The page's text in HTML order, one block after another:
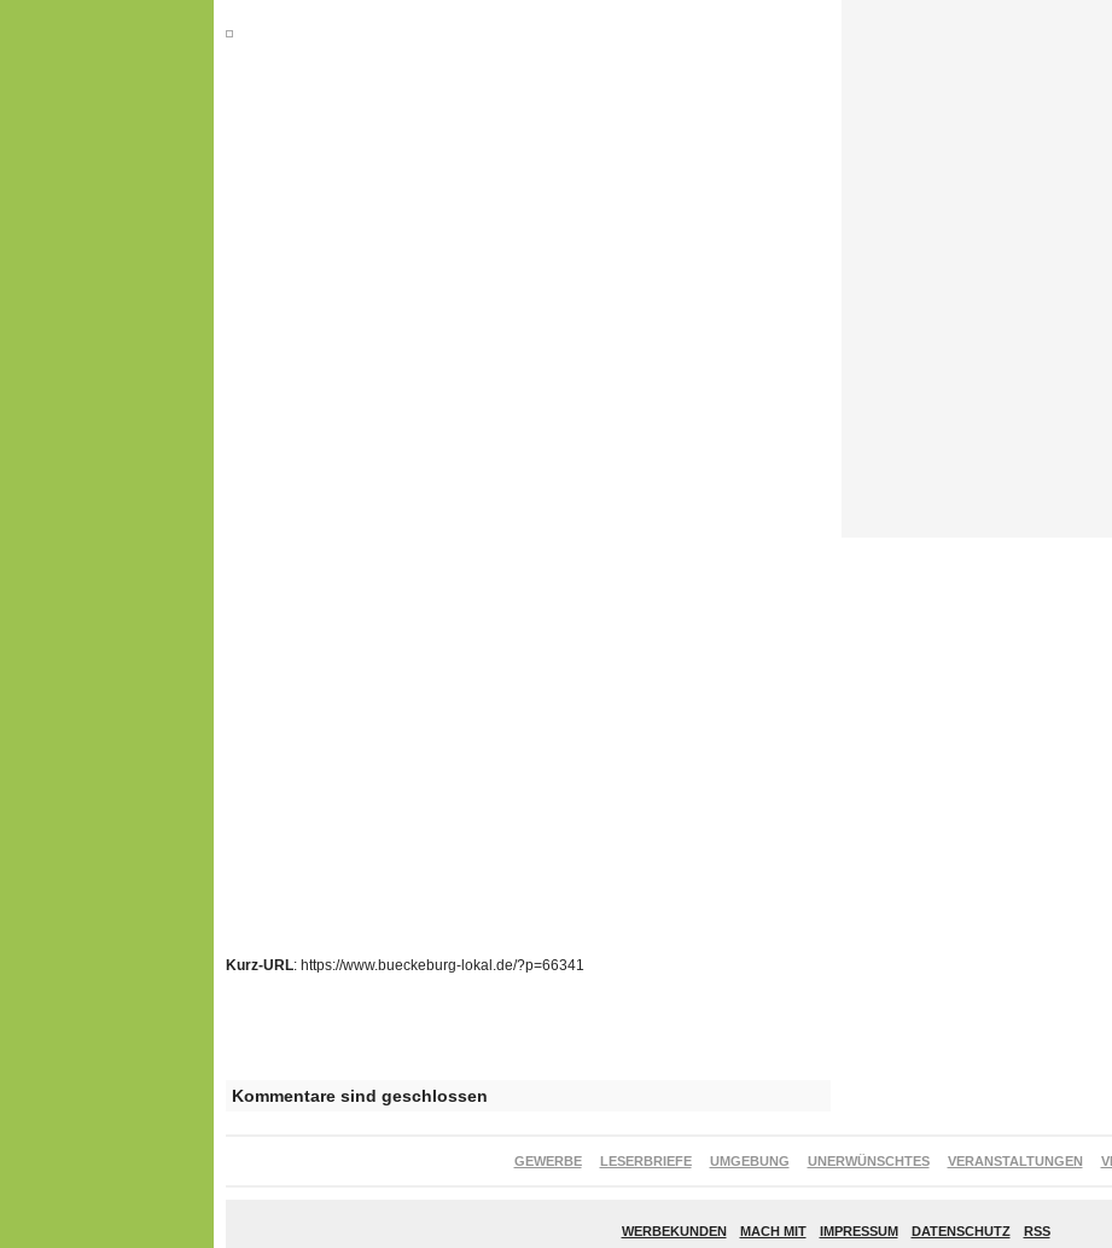
Kurz-URL: https://www.bueckeburg-lokal.de/?p=66341
Kommentare sind geschlossen
GEWERBE LESERBRIEFE UMGEBUNG UNERWÜNSCHTES VERANSTALTUNGEN
WERBEKUNDEN MACH MIT IMPRESSUM DATENSCHUTZ RSS